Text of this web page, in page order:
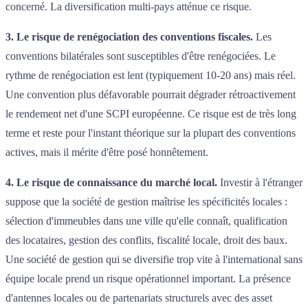
concerné. La diversification multi-pays atténue ce risque.
3. Le risque de renégociation des conventions fiscales. Les
conventions bilatérales sont susceptibles d'être renégociées. Le
rythme de renégociation est lent (typiquement 10-20 ans) mais réel.
Une convention plus défavorable pourrait dégrader rétroactivement
le rendement net d'une SCPI européenne. Ce risque est de très long
terme et reste pour l'instant théorique sur la plupart des conventions
actives, mais il mérite d'être posé honnêtement.
4. Le risque de connaissance du marché local. Investir à l'étranger
suppose que la société de gestion maîtrise les spécificités locales :
sélection d'immeubles dans une ville qu'elle connaît, qualification
des locataires, gestion des conflits, fiscalité locale, droit des baux.
Une société de gestion qui se diversifie trop vite à l'international sans
équipe locale prend un risque opérationnel important. La présence
d'antennes locales ou de partenariats structurels avec des asset